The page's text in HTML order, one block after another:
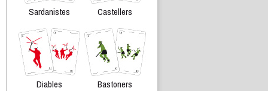
Sardanistes Castellers
Diables Bastoners